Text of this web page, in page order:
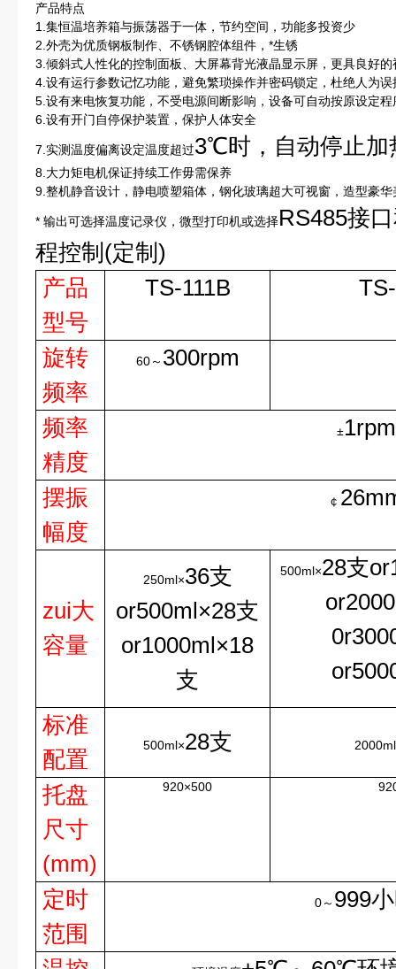
产品特点
1.集恒温培养箱与振荡器于一体，节约空间，功能多投资少
2.外壳为优质钢板制作、不锈钢腔体组件，*生锈
3.倾斜式人性化的控制面板、大屏幕背光液晶显示屏，更具良好的
4.设有运行参数记忆功能，避免繁琐操作并密码锁定，杜绝人为误
5.设有来电恢复功能，不受电源间断影响，设备可自动按原设定程
6.设有开门自停保护装置，保护人体安全
7.实测温度偏离设定温度超过3℃时，自动停止加
8.大力矩电机保证持续工作毋需保养
9.整机静音设计，静电喷塑箱体，钢化玻璃超大可视窗，造型豪华
* 输出可选择温度记录仪，微型打印机或选择RS485接
程控制(定制)
产品
型号
TS-111B
旋转
频率
60～ 300rpm
频率
精度
±1rpm
摆振
幅度
￠
zui大
容量
250ml×36支
or500ml×28支
or1000ml×18
支
500ml×28支
标准
配置
500ml×28支
托盘
尺寸
(mm)
920×500
定时
范围
0～ 999